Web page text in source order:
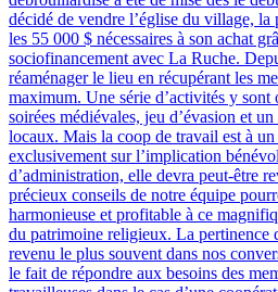
décidé de vendre l’église du village, la
les 55 000 $ nécessaires à son achat
sociofinancement avec La Ruche.
réaménager le lieu en récupérant les
maximum. Une série d’activités y sont
soirées médiévales, jeu d’évasion et
locaux. Mais la coop de travail est à
exclusivement sur l’implication
d’administration, elle devra peut-être
précieux conseils de notre équipe
harmonieuse et profitable à ce
du patrimoine religieux. La pertinence
revenu le plus souvent dans nos
le fait de répondre aux besoins des